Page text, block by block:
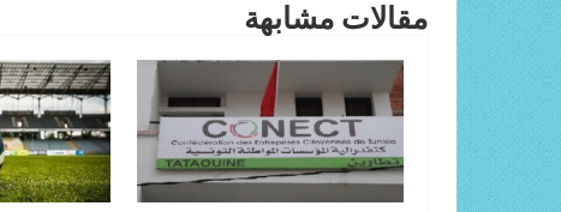
مقالات مشابهة